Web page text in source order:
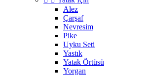
Alez
Çarşaf
Nevresim
Pike
Uyku Seti
Yastık
Yatak Örtüsü
Yorgan